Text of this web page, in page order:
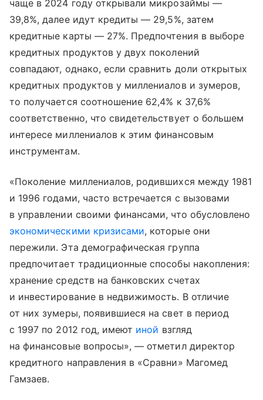
чаще в 2024 году открывали микрозаймы —
39,8%, далее идут кредиты — 29,5%, затем
кредитные карты — 27%. Предпочтения в выборе
кредитных продуктов у двух поколений
совпадают, однако, если сравнить доли открытых
кредитных продуктов у миллениалов и зумеров,
то получается соотношение 62,4% к 37,6%
соответственно, что свидетельствует о большем
интересе миллениалов к этим финансовым
инструментам.
«Поколение миллениалов, родившихся между 1981
и 1996 годами, часто встречается с вызовами
в управлении своими финансами, что обусловлено
экономическими кризисами, которые они
пережили. Эта демографическая группа
предпочитает традиционные способы накопления:
хранение средств на банковских счетах
и инвестирование в недвижимость. В отличие
от них зумеры, появившиеся на свет в период
с 1997 по 2012 год, имеют иной взгляд
на финансовые вопросы», — отметил директор
кредитного направления в «Сравни» Магомед
Гамзаев.